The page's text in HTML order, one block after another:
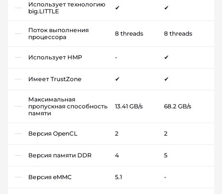
Использует технологию
big.LITTLE
✔ ✔
Поток выполнения
процессора
8 threads 8 threads
Использует HMP - ✔
Имеет TrustZone ✔ ✔
Максимальная
пропускная способность
памяти
13.41 GB/s 68.2 GB/s
Версия OpenCL 2 2
Версия памяти DDR 4 5
Версия eMMC 5.1 -